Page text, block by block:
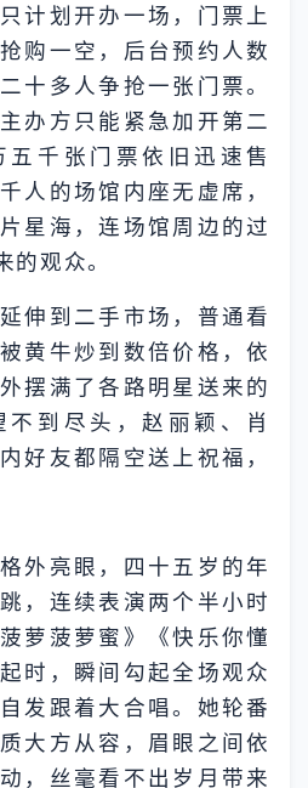
计划开办一场，门票上
购一空，后台预约人数
十多人争抢一张门票。
办方只能紧急加开第二
千张门票依旧迅速售
人的场馆内座无虚席，
星海，连场馆周边的过
的观众。
伸到二手市场，普通看
黄牛炒到数倍价格，依
摆满了各路明星送来的
到尽头，赵丽颖、肖
好友都隔空送上祝福，
外亮眼，四十五岁的年
，连续表演两个半小时
萝菠萝蜜》《快乐你懂
时，瞬间勾起全场观众
发跟着大合唱。她轮番
大方从容，眉眼之间依
，丝毫看不出岁月带来